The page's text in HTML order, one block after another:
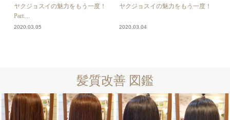
ヤクジョスイの魅力をもう一度！
Part....
2020.03.05
ヤクジョスイの魅力をもう一度！
2020.03.04
髪質改善 図鑑